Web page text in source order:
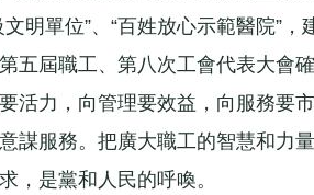
明單位”、“百姓放心示範醫院”
五屆職工、第八次工會代表大會
活力，向管理要效益，向服務要
謀服務。把廣大職工的智慧和力
，是黨和人民的呼喚。